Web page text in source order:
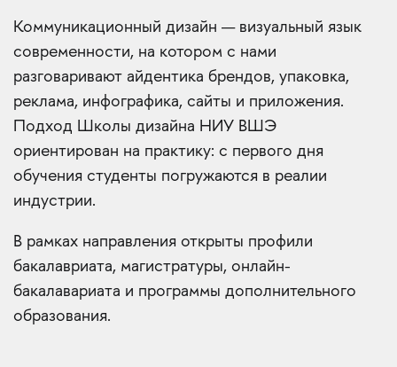
Коммуникационный дизайн — визуальный язык
современности, на котором с нами
разговаривают айдентика брендов, упаковка,
реклама, инфографика, сайты и приложения.
Подход Школы дизайна НИУ ВШЭ
ориентирован на практику: с первого дня
обучения студенты погружаются в реалии
индустрии.
В рамках направления открыты профили
бакалавриата, магистратуры, онлайн-
бакалавариата и программы дополнительного
образования.